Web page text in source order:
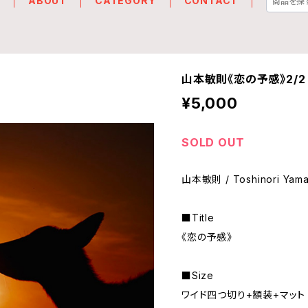
山本敏則《恋の予感》2/2
¥5,000
SOLD OUT
山本敏則 / Toshinori
■Title
《恋の予感》
■Size
ワイド四つ切り+額装+マット